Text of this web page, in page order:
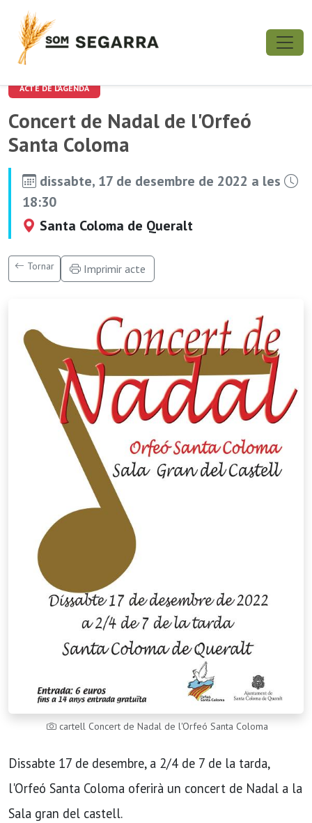
ACTE DE L'AGENDA
Concert de Nadal de l'Orfeó
Santa Coloma
dissabte, 17 de desembre de 2022 a les
18:30
Santa Coloma de Queralt
Tornar Imprimir acte
cartell Concert de Nadal de l'Orfeó Santa Coloma
Dissabte 17 de desembre, a 2/4 de 7 de la tarda,
l'Orfeó Santa Coloma oferirà un concert de Nadal a la
Sala gran del castell.